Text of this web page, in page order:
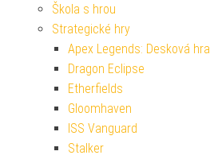
Škola s hrou
Strategické hry
Apex Legends: Desková hra
Dragon Eclipse
Etherfields
Gloomhaven
ISS Vanguard
Stalker